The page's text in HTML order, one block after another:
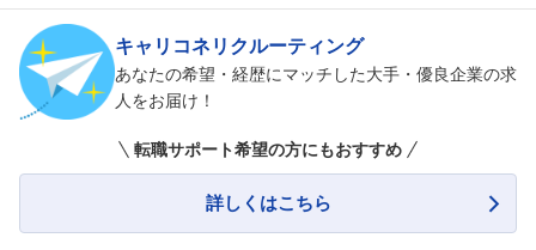
キャリコネリクルーティング
あなたの希望・経歴にマッチした大手・優良企業の求
人をお届け！
転職サポート希望の方にもおすすめ
詳しくはこちら